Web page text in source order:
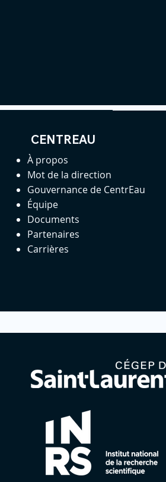
CENTREAU
À propos
Mot de la direction
Gouvernance de CentrEau
Équipe
Documents
Partenaires
Carrières